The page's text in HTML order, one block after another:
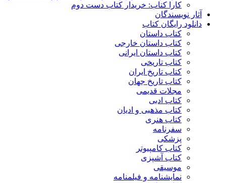
کارا کتاب: خریدار کتاب دست دوم
آثار نویسندگان
دانلود رایگان کتاب
کتاب داستان
کتاب داستان خارجی
کتاب داستان ایرانی
کتاب تاریخی
کتاب تاریخ ایران
کتاب تاریخ جهان
مجلات قدیمی
کتاب ادبی
کتاب مذهبی و ادیان
کتاب هنری
سفرنامه
پزشکی
کتاب کامپیوتر
کتاب آشپزی
موسیقی
نمایشنامه و فیلمنامه